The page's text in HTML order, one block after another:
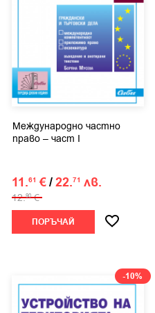
Международно частно
право – част I
11.61 €/22.71 лв.
12.90 €
ПОРЪЧАЙ
-10%